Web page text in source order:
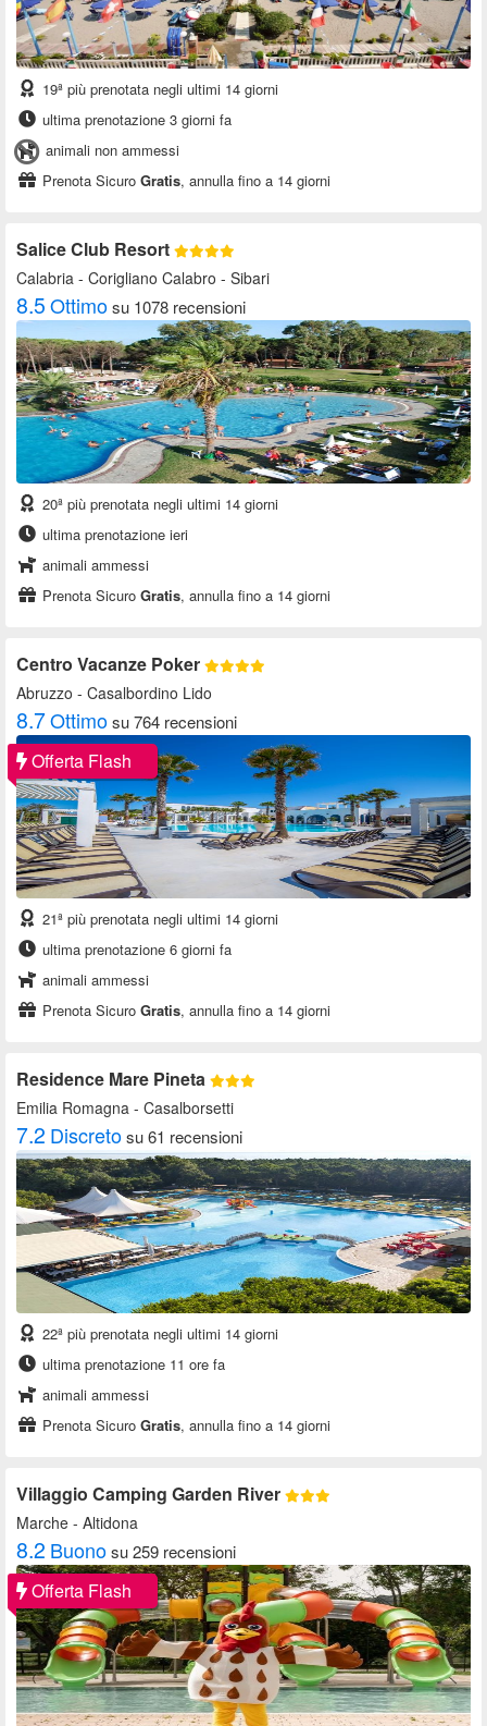
19ª più prenotata negli ultimi 14 giorni
ultima prenotazione 3 giorni fa
animali non ammessi
Prenota Sicuro Gratis, annulla fino a 14 giorni
Salice Club Resort
Calabria - Corigliano Calabro - Sibari
8.5Ottimosu 1078 recensioni
20ª più prenotata negli ultimi 14 giorni
ultima prenotazione ieri
animali ammessi
Prenota Sicuro Gratis, annulla fino a 14 giorni
Centro Vacanze Poker
Abruzzo - Casalbordino Lido
8.7Ottimosu 764 recensioni
Offerta Flash
21ª più prenotata negli ultimi 14 giorni
ultima prenotazione 6 giorni fa
animali ammessi
Prenota Sicuro Gratis, annulla fino a 14 giorni
Residence Mare Pineta
Emilia Romagna - Casalborsetti
7.2 Discretosu 61 recensioni
22ª più prenotata negli ultimi 14 giorni
ultima prenotazione 11 ore fa
animali ammessi
Prenota Sicuro Gratis, annulla fino a 14 giorni
Villaggio Camping Garden River
Marche - Altidona
8.2 Buonosu 259 recensioni
Offerta Flash